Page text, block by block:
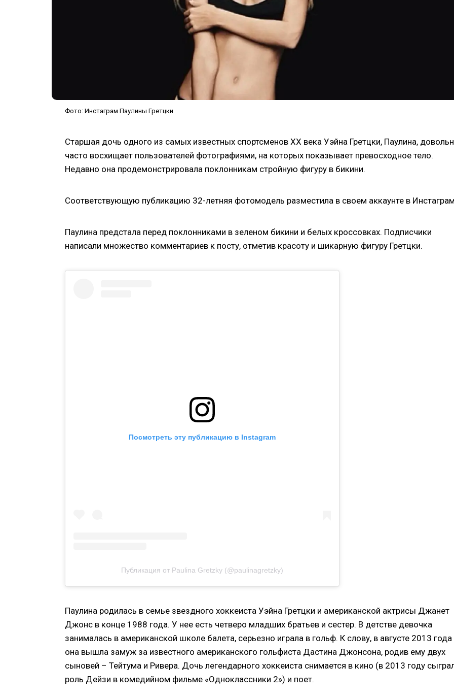
Фото: Инстаграм Паулины Гретцки
Старшая дочь одного из самых известных спортсменов XX века Уэйна Гретцки, Паулина,
часто восхищает пользователей фотографиями, на которых показывает превосходное тело.
Недавно она продемонстрировала поклонникам стройную фигуру в бикини.
Соответствующую публикацию 32-летняя фотомодель разместила в своем аккаунте в
Паулина предстала перед поклонниками в зеленом бикини и белых кроссовках. Подписчики
написали множество комментариев к посту, отметив красоту и шикарную фигуру Гретцки.
Посмотреть эту публикацию в Instagram
Публикация от Paulina Gretzky (@paulinagretzky)
Паулина родилась в семье звездного хоккеиста Уэйна Гретцки и американской актрисы Джанет
Джонс в конце 1988 года. У нее есть четверо младших братьев и сестер. В детстве девочка
занималась в американской школе балета, серьезно играла в гольф. К слову, в августе 2013 года
она вышла замуж за известного американского гольфиста Дастина Джонсона, родив ему двух
сыновей – Тейтума и Ривера. Дочь легендарного хоккеиста снимается в кино (в 2013 году
роль Дейзи в комедийном фильме «Одноклассники 2») и поет.